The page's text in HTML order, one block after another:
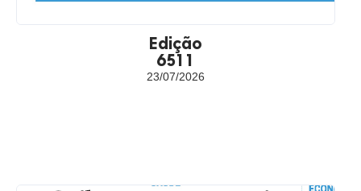
Edição
6511
23/07/2026